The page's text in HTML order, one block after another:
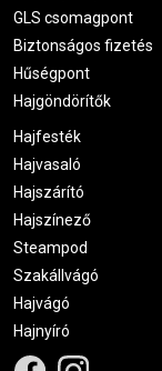
GLS csomagpont
Biztonságos fizetés
Hűségpont
Hajgöndörítők
Hajfesték
Hajvasaló
Hajszárító
Hajszínező
Steampod
Szakállvágó
Hajvágó
Hajnyíró